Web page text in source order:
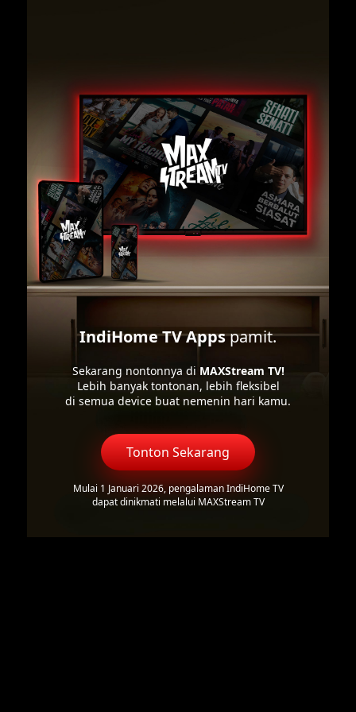
IndiHome TV Appspamit.
Sekarang nontonnya di MAXStream TV!
Lebih banyak tontonan, lebih fleksibel
di semua device buat nemenin hari kamu.
Tonton Sekarang
Mulai 1 Januari 2026, pengalaman IndiHome TV
dapat dinikmati melalui MAXStream TV